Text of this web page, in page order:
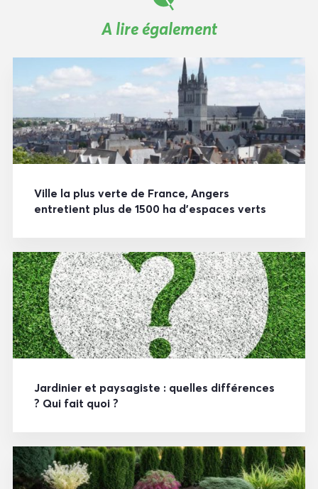
A lire également
Ville la plus verte de France, Angers
entretient plus de 1500 ha d’espaces verts
Jardinier et paysagiste : quelles différences
? Qui fait quoi ?